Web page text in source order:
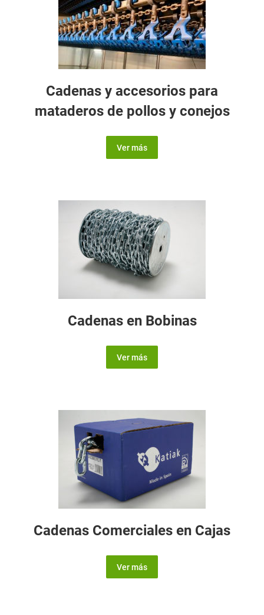
Cadenas y accesorios para
mataderos de pollos y conejos
Ver más
Cadenas en Bobinas
Ver más
Cadenas Comerciales en Cajas
Ver más